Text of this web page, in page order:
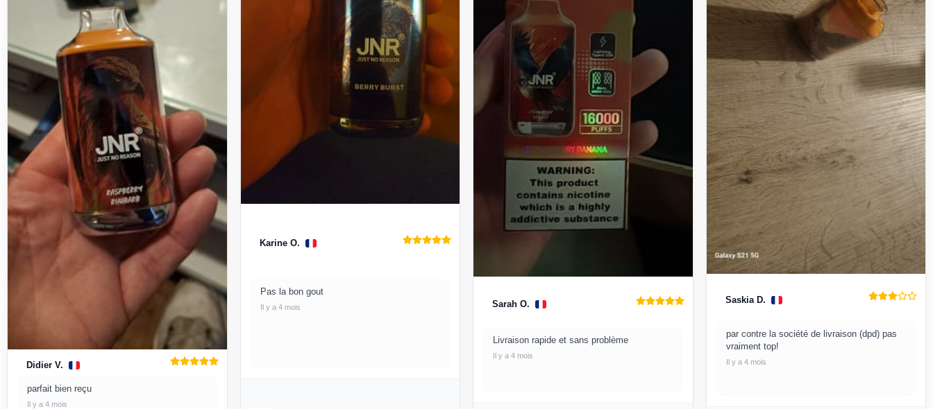
Didier V.
parfait bien reçu
Il y a 4 mois
Karine O.
Pas la bon gout
Il y a 4 mois Sarah O.
Livraison rapide et sans problème
Il y a 4 mois
Saskia D.
par contre la société de livraison (dpd) pas
vraiment top!
Il y a 4 mois